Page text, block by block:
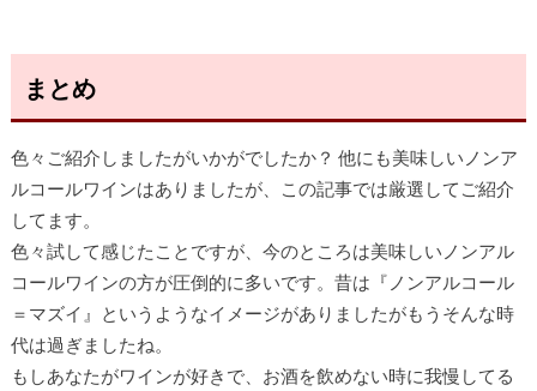
まとめ
色々ご紹介しましたがいかがでしたか？ 他にも美味しいノンア
ルコールワインはありましたが、この記事では厳選してご紹介
してます。
色々試して感じたことですが、今のところは美味しいノンアル
コールワインの方が圧倒的に多いです。昔は『ノンアルコール
＝マズイ』というようなイメージがありましたがもうそんな時
代は過ぎましたね。
もしあなたがワインが好きで、お酒を飲めない時に我慢してる